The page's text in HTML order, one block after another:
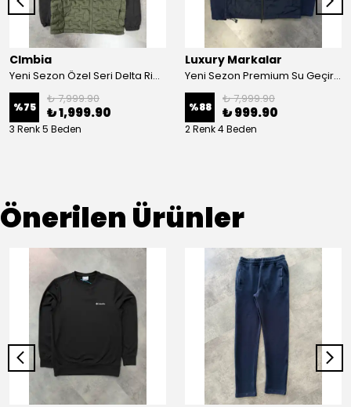
Clmbia
Yeni Sezon Özel Seri Delta Ridge Kapşonlu Mont
%75
₺ 7,999.90
₺ 1,999.90
3 Renk 5 Beden
Luxury Markalar
Yeni Sezon Premium Su Geçirmez Polarlı Shoftshell Mont
%88
₺ 7,999.90
₺ 999.90
2 Renk 4 Beden
Önerilen Ürünler